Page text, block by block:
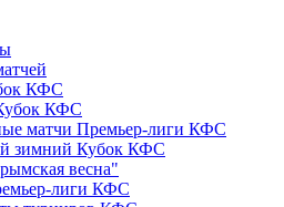
КФС
КФС
матчи Премьер-лиги КФС
зимний Кубок КФС
весна"
лиги КФС